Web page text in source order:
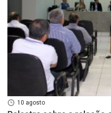
10 agosto